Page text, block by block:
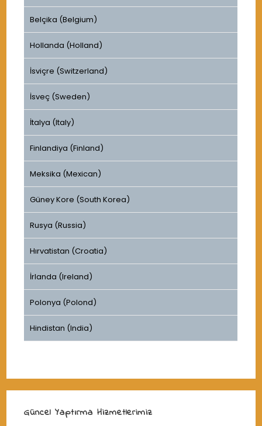
Belçika (Belgium)
Hollanda (Holland)
İsviçre (Switzerland)
İsveç (Sweden)
İtalya (Italy)
Finlandiya (Finland)
Meksika (Mexican)
Güney Kore (South Korea)
Rusya (Russia)
Hırvatistan (Croatia)
İrlanda (Ireland)
Polonya (Polond)
Hindistan (India)
Güncel Yaptırma Hizmetlerimiz